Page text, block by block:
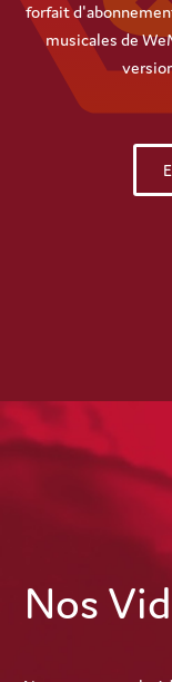
forfait
musicales de
Nos